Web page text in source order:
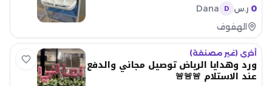
0 ر.س D
Dana
الهفوف
أخرى (غير مصنفة)
ورد وهدايا الرياض توصيل مجاني والدفع
عند الاستلام 🚨🚨🚨